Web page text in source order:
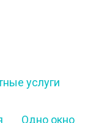
услуги
Одно окно